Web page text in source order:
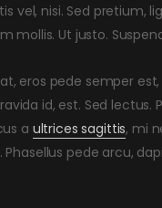
vel, nisi. Sed pretium,
mollis. Ut justo.
eros pede semper
id, est. Sed
a ultrices sagittis, mi
pede arcu,